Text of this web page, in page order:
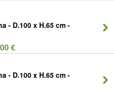
- D.100 x H.65 cm -
€
- D.100 x H.65 cm -